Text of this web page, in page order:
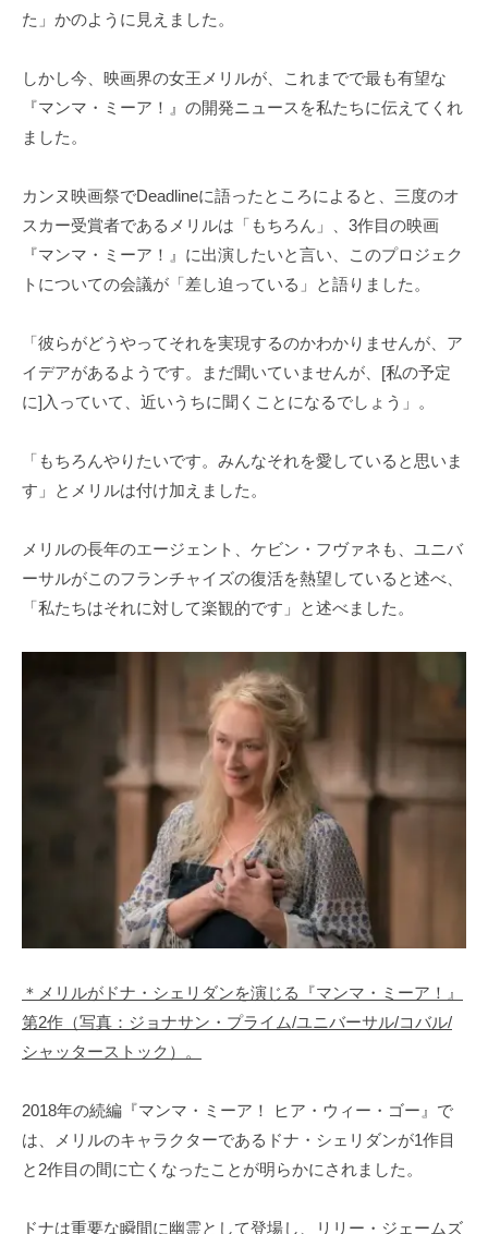
た」かのように見えました。
しかし今、映画界の女王メリルが、これまでで最も有望な
『マンマ・ミーア！』の開発ニュースを私たちに伝えてくれ
ました。
カンヌ映画祭でDeadlineに語ったところによると、三度のオ
スカー受賞者であるメリルは「もちろん」、3作目の映画
『マンマ・ミーア！』に出演したいと言い、このプロジェク
トについての会議が「差し迫っている」と語りました。
「彼らがどうやってそれを実現するのかわかりませんが、ア
イデアがあるようです。まだ聞いていませんが、[私の予定
に]入っていて、近いうちに聞くことになるでしょう」。
「もちろんやりたいです。みんなそれを愛していると思いま
す」とメリルは付け加えました。
メリルの長年のエージェント、ケビン・フヴァネも、ユニバ
ーサルがこのフランチャイズの復活を熱望していると述べ、
「私たちはそれに対して楽観的です」と述べました。
＊メリルがドナ・シェリダンを演じる『マンマ・ミーア！』
第2作（写真：ジョナサン・プライム/ユニバーサル/コバル/
シャッターストック）。
2018年の続編『マンマ・ミーア！ ヒア・ウィー・ゴー』で
は、メリルのキャラクターであるドナ・シェリダンが1作目
と2作目の間に亡くなったことが明らかにされました。
ドナは重要な瞬間に幽霊として登場し、リリー・ジェームズ